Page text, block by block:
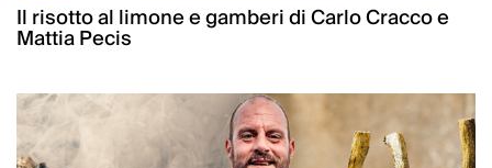
Il risotto al limone e gamberi di Carlo Cracco e
Mattia Pecis